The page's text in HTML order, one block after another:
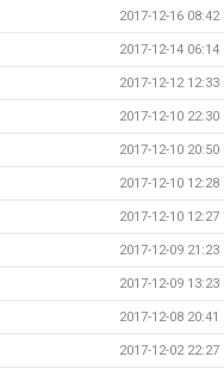
2017-12-16 08:42
2017-12-14 06:14
2017-12-12 12:33
2017-12-10 22:30
2017-12-10 20:50
2017-12-10 12:28
2017-12-10 12:27
2017-12-09 21:23
2017-12-09 13:23
2017-12-08 20:41
2017-12-02 22:27